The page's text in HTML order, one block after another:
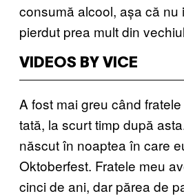
consumă alcool, așa că nu
pierdut prea mult din
VIDEOS BY VICE
A fost mai greu când
tată, la scurt timp după
născut în noaptea în care
Oktoberfest. Fratele meu
cinci de ani, dar părea de